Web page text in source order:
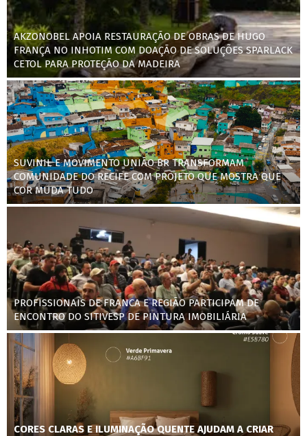
AKZONOBEL APOIA RESTAURAÇÃO DE OBRAS DE HUGO
FRANÇA NO INHOTIM COM DOAÇÃO DE SOLUÇÕES SPARLACK
CETOL PARA PROTEÇÃO DA MADEIRA
SUVINIL E MOVIMENTO UNIÃO BR TRANSFORMAM
COMUNIDADE DO RECIFE COM PROJETO QUE MOSTRA QUE
COR MUDA TUDO
PROFISSIONAIS DE FRANCA E REGIÃO PARTICIPAM DE
ENCONTRO DO SITIVESP DE PINTURA IMOBILIÁRIA
CORES CLARAS E ILUMINAÇÃO QUENTE AJUDAM A CRIAR